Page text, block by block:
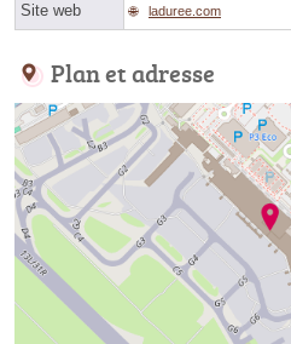
Site web laduree.com
Plan et adresse